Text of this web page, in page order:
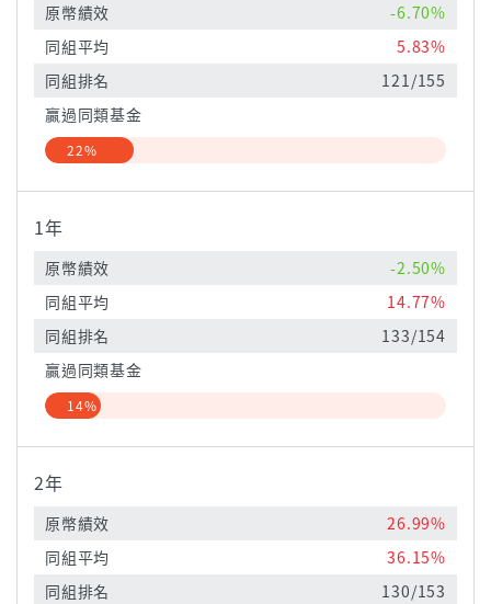
原幣績效
-6.70%
同組平均
5.83%
同組排名
121/155
贏過同類基金
22%
1年
原幣績效
-2.50%
同組平均
14.77%
同組排名
133/154
贏過同類基金
14%
2年
原幣績效
26.99%
同組平均
36.15%
同組排名
130/153